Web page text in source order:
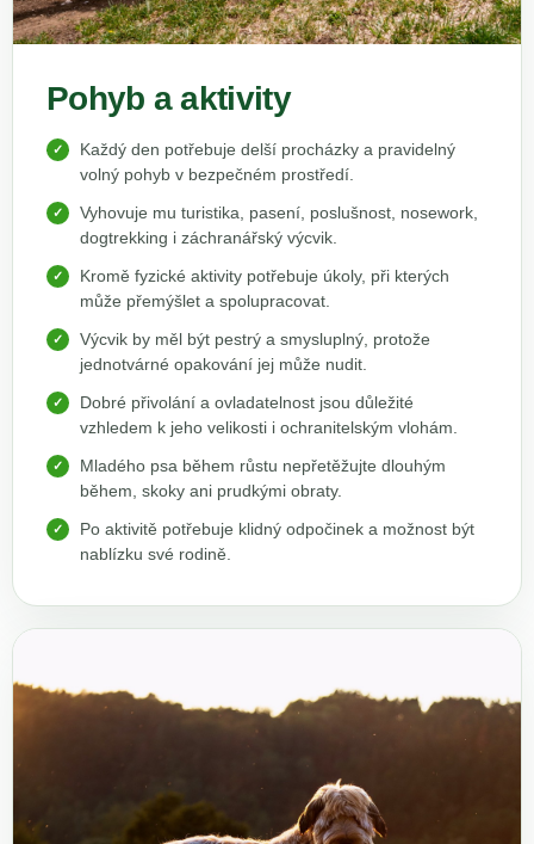
Pohyb a aktivity
Každý den potřebuje delší procházky a pravidelný
volný pohyb v bezpečném prostředí.
Vyhovuje mu turistika, pasení, poslušnost, nosework,
dogtrekking i záchranářský výcvik.
Kromě fyzické aktivity potřebuje úkoly, při kterých
může přemýšlet a spolupracovat.
Výcvik by měl být pestrý a smysluplný, protože
jednotvárné opakování jej může nudit.
Dobré přivolání a ovladatelnost jsou důležité
vzhledem k jeho velikosti i ochranitelským vlohám.
Mladého psa během růstu nepřetěžujte dlouhým
během, skoky ani prudkými obraty.
Po aktivitě potřebuje klidný odpočinek a možnost být
nablízku své rodině.